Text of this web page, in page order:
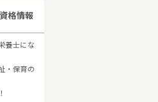
格情報
養士にな
・保育の